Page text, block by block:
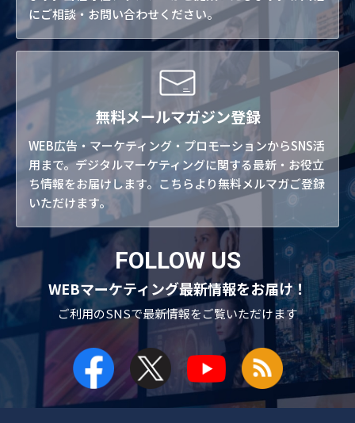
にご相談・お問い合わせください。
無料メールマガジン登録
WEB広告・マーケティング・プロモーションからSNS活
用まで。デジタルマーケティングに関する最新・お役立
ち情報をお届けします。こちらより無料メルマガご登録
いただけます。
FOLLOW US
WEBマーケティング最新情報をお届け！
ご利用のSNSで最新情報をご覧いただけます